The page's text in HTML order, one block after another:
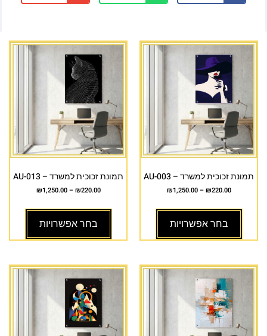
תמונת זכוכית למשרד – AU-003
₪220.00
–
₪1,250.00
בחר אפשרויות
תמונת זכוכית למשרד – AU-013
₪220.00
–
₪1,250.00
בחר אפשרויות